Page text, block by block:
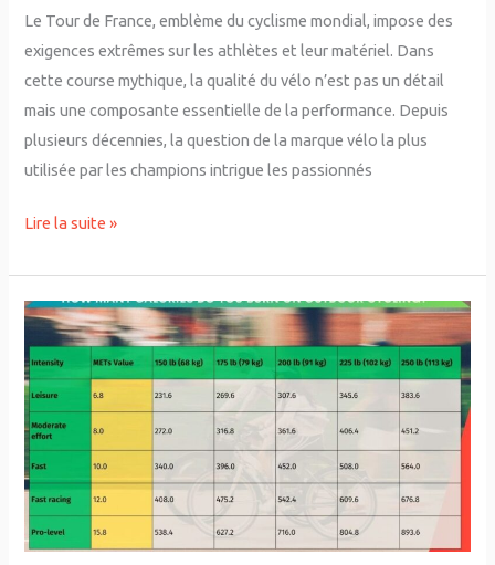
Le Tour de France, emblème du cyclisme mondial, impose des
exigences extrêmes sur les athlètes et leur matériel. Dans
cette course mythique, la qualité du vélo n’est pas un détail
mais une composante essentielle de la performance. Depuis
plusieurs décennies, la question de la marque vélo la plus
utilisée par les champions intrigue les passionnés
Lire la suite »
Comment
calculer
les
calories
brûlées
lors
d’une
à